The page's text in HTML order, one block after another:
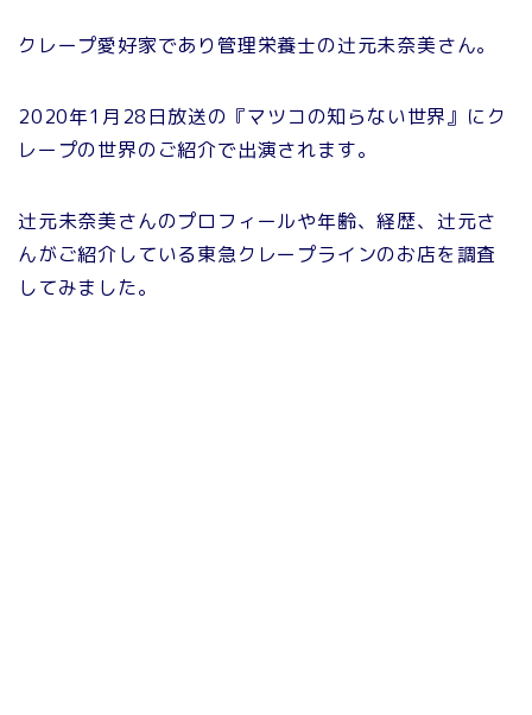
クレープ愛好家であり管理栄養士の辻元未奈美さん。
2020年1月28日放送の『マツコの知らない世界』にク
レープの世界のご紹介で出演されます。
辻元未奈美さんのプロフィールや年齢、経歴、辻元さ
んがご紹介している東急クレープラインのお店を調査
してみました。